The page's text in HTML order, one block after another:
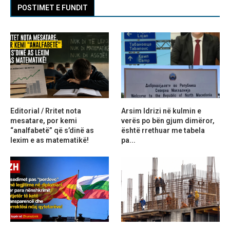
POSTIMET E FUNDIT
Editorial / Rritet nota
mesatare, por kemi
“analfabetë” që s’dinë as
lexim e as matematikë!
Arsim Idrizi në kulmin e
verës po bën gjum dimëror,
është rrethuar me tabela
pa...